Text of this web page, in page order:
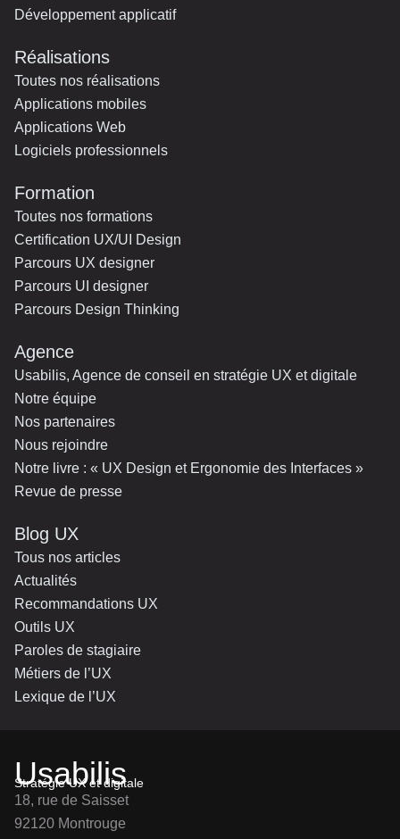
Développement applicatif
Réalisations
Toutes nos réalisations
Applications mobiles
Applications Web
Logiciels professionnels
Formation
Toutes nos formations
Certification UX/UI Design
Parcours UX designer
Parcours UI designer
Parcours Design Thinking
Agence
Usabilis, Agence de conseil en stratégie UX et digitale
Notre équipe
Nos partenaires
Nous rejoindre
Notre livre : « UX Design et Ergonomie des Interfaces »
Revue de presse
Blog UX
Tous nos articles
Actualités
Recommandations UX
Outils UX
Paroles de stagiaire
Métiers de l’UX
Lexique de l’UX
Usabilis
Stratégie UX et digitale
18, rue de Saisset
92120 Montrouge